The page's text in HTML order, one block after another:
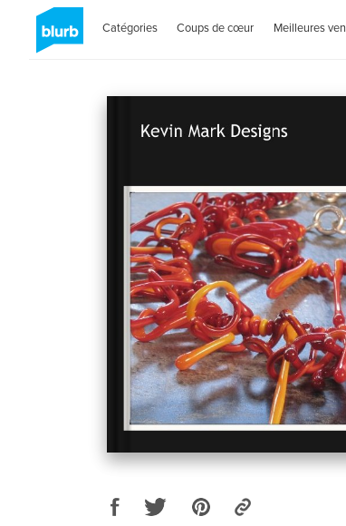
Catégories Coups de cœur Meilleures